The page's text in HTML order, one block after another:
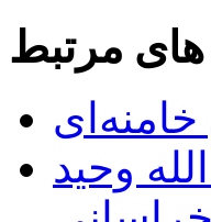
های مرتبط
وحيد